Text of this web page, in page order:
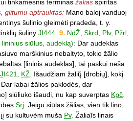
tinkamesnis terminas žalias spiritas
glitumu aptrauktas: Mano baloj vanduoj
šulinio gleimėti pradeda, t. y.
šuliny JI444. 9. NdŽ, Skrd, Plv, Pžrl,
lininius siūlus, audeklą): Dar audeklas
marškinius nebaltyto, tokio žãlio
[lininis audeklas], tai paskui neša
JI421, KŽ. Išaudžiam žalių̃ [drobių], kokį
Dar labai žãlios paklodės, dar
siūliuko išaudi, nu kap suverptas Kpč.
Srj. Jeigu siūlas žãlias, vien tik lino,
su kultuvėm muša Pv. Žaliaĩs linais